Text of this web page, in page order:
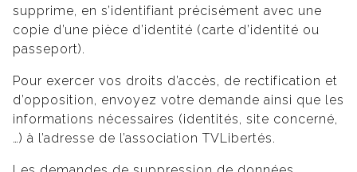
supprime, en s’identifiant précisément avec une
copie d’une pièce d’identité (carte d’identité ou
passeport).
Pour exercer vos droits d’accès, de rectification et
d’opposition, envoyez votre demande ainsi que les
informations nécessaires (identités, site concerné,
…) à l’adresse de l’association TVLibertés.